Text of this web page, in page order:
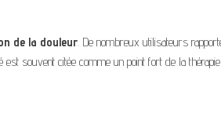
de la douleur . De nombreux utilisateurs
est souvent citée comme un point fort de la